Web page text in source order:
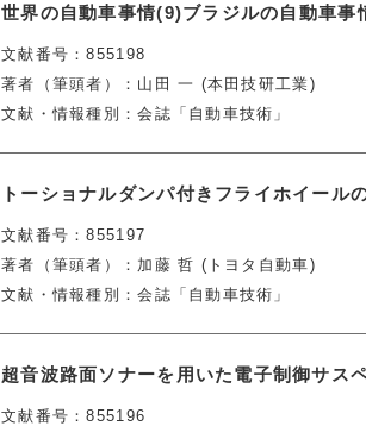
世界の自動車事情(9)ブラジルの自動車事
文献番号
855198
著者（筆頭者）
山田 一 (本田技研工業)
文献・情報種別
会誌「自動車技術」
トーショナルダンパ付きフライホイール
文献番号
855197
著者（筆頭者）
加藤 哲 (トヨタ自動車)
文献・情報種別
会誌「自動車技術」
超音波路面ソナーを用いた電子制御サス
文献番号
855196